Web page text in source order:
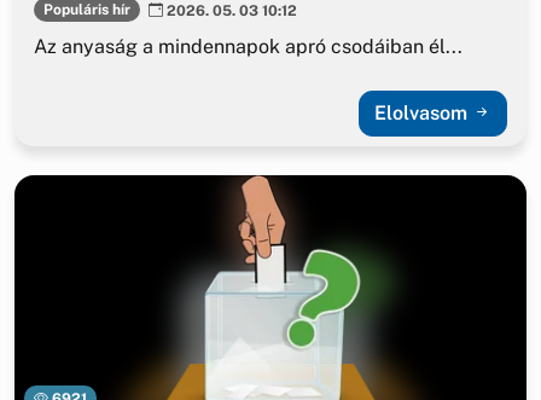
Populáris hír 2026. 05. 03 10:12
Az anyaság a mindennapok apró csodáiban él...
Elolvasom